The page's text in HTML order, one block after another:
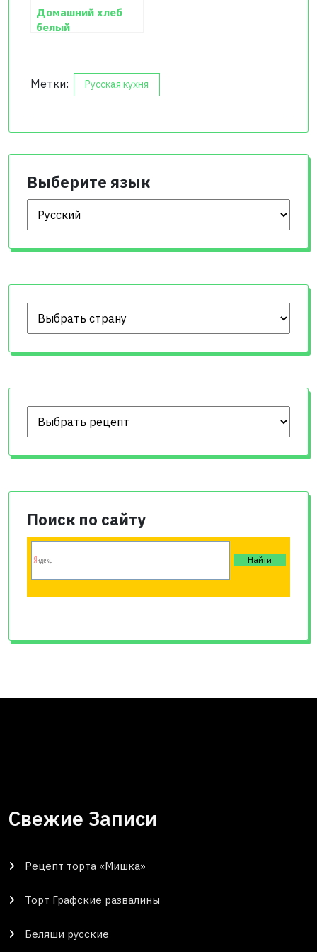
Домашний хлеб
белый
Метки: Русская кухня
Выберите язык
Выберите язык
Поиск по сайту
Свежие Записи
Рецепт торта «Мишка»
Торт Графские развалины
Беляши русские